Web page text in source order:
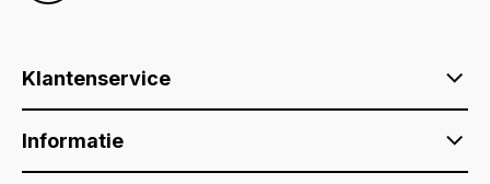
Klantenservice
Informatie